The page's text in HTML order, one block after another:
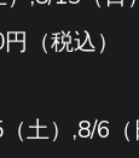
（税込）
土）,8/6